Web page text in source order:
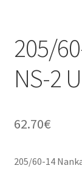
205/
NS-2
62.70€
205/60-14